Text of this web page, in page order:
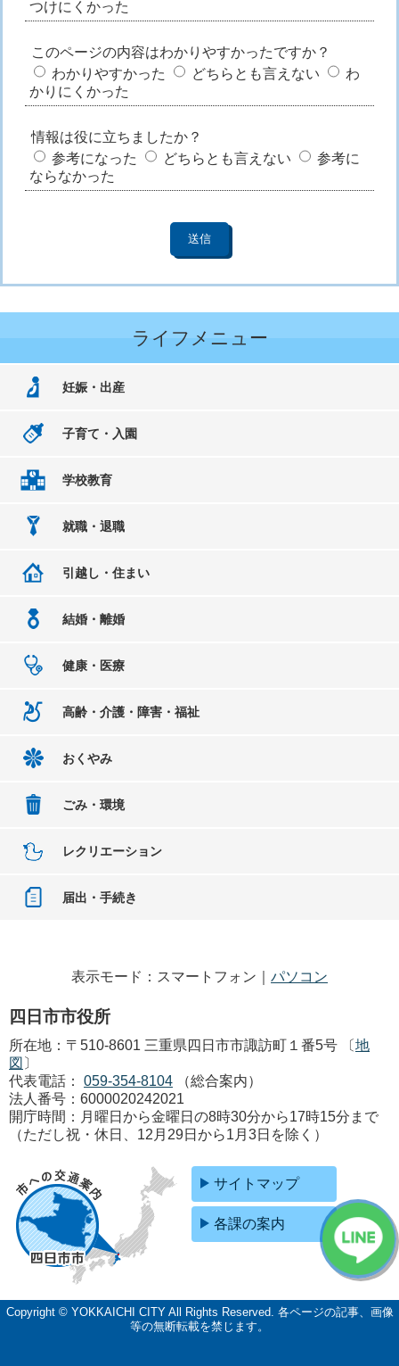
つけにくかった
このページの内容はわかりやすかったですか？
わかりやすかった
どちらとも言えない
わ
かりにくかった
情報は役に立ちましたか？
参考になった
どちらとも言えない
参考に
ならなかった
ライフメニュー
妊娠・出産
子育て・入園
学校教育
就職・退職
引越し・住まい
結婚・離婚
健康・医療
高齢・介護・障害・福祉
おくやみ
ごみ・環境
レクリエーション
届出・手続き
表示モード：スマートフォン｜ パソコン
四日市市役所
所在地：〒510-8601 三重県四日市市諏訪町１番5号 〔地
図 〕
代表電話：
059-354-8104
（総合案内）
法人番号：6000020242021
開庁時間：月曜日から金曜日の8時30分から17時15分まで
（ただし祝・休日、12月29日から1月3日を除く）
サイトマップ
各課の案内
Copyright © YOKKAICHI CITY All Rights Reserved. 各ページの記事、画像
等の無断転載を禁じます。